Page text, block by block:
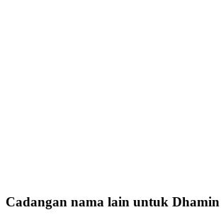
Cadangan nama lain untuk